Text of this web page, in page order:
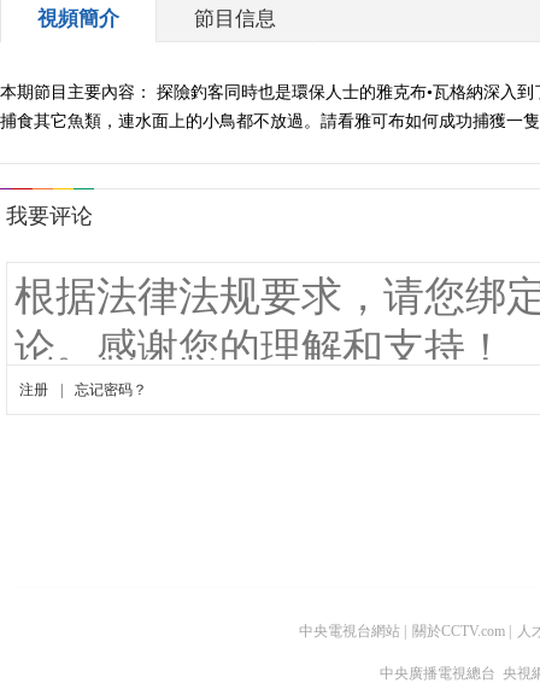
視頻簡介 節目信息
本期節目主要內容： 探險釣客同時也是環保人士的雅克布•瓦格納深入
捕食其它魚類，連水面上的小鳥都不放過。請看雅可布如何成功捕獲一
中央電視台網站 關於CCTV.com 人
中央廣播電視總台 央視